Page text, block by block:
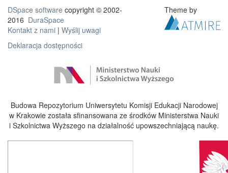
DSpace software copyright © 2002-
2016 DuraSpace
Kontakt z nami | Wyślij uwagi
Deklaracja dostępności
Theme by
Budowa Repozytorium Uniwersytetu Komisji Edukacji Narodowej
w Krakowie została sfinansowana ze środków Ministerstwa Nauki
i Szkolnictwa Wyższego na działalność upowszechniającą naukę.